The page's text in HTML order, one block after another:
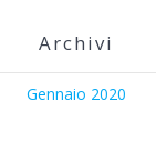
Archivi
Gennaio 2020